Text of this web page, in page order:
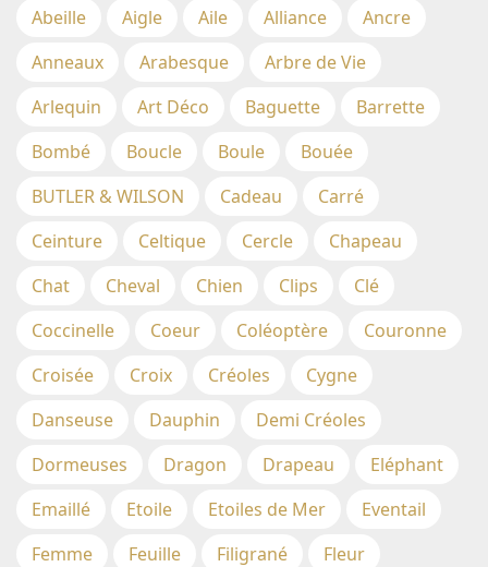
Abeille Aigle Aile Alliance
Ancre
Anneaux
Arabesque
Arbre de Vie
Arlequin
Art Déco Baguette
Barrette
Bombé
Boucle Boule
Bouée
BUTLER & WILSON
Cadeau
Carré
Ceinture
Celtique Cercle
Chapeau
Chat
Cheval Chien Clips
Clé
Coccinelle
Coeur Coléoptère
Couronne
Croisée
Croix Créoles
Cygne
Danseuse
Dauphin
Demi Créoles
Dormeuses
Dragon Drapeau
Eléphant
Emaillé
Etoile Etoiles de Mer
Eventail
Femme
Feuille Filigrané
Fleur